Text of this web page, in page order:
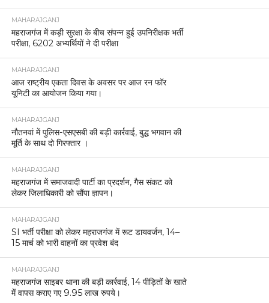
MAHARAJGANJ
महराजगंज में कड़ी सुरक्षा के बीच संपन्न हुई उपनिरीक्षक भर्ती
परीक्षा, 6202 अभ्यर्थियों ने दी परीक्षा
MAHARAJGANJ
आज राष्ट्रीय एकता दिवस के अवसर पर आज रन फॉर
यूनिटी का आयोजन किया गया।
MAHARAJGANJ
नौतनवां में पुलिस-एसएसबी की बड़ी कार्रवाई, बुद्ध भगवान की
मूर्ति के साथ दो गिरफ्तार ।
MAHARAJGANJ
महराजगंज में समाजवादी पार्टी का प्रदर्शन, गैस संकट को
लेकर जिलाधिकारी को सौंपा ज्ञापन।
MAHARAJGANJ
SI भर्ती परीक्षा को लेकर महराजगंज में रूट डायवर्जन, 14–
15 मार्च को भारी वाहनों का प्रवेश बंद
MAHARAJGANJ
महराजगंज साइबर थाना की बड़ी कार्रवाई, 14 पीड़ितों के खाते
में वापस कराए गए 9.95 लाख रुपये।